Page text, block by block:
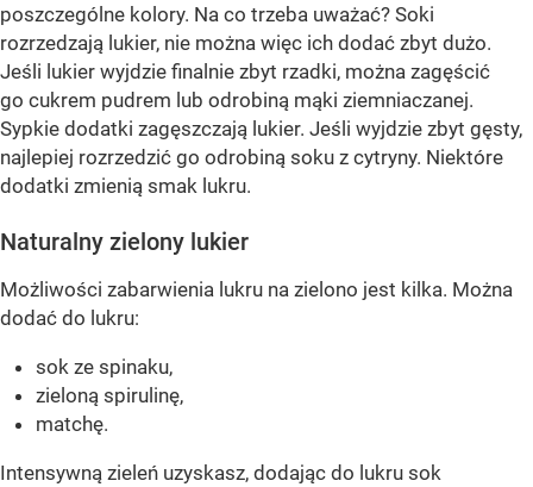
poszczególne kolory. Na co trzeba uważać? Soki
rozrzedzają lukier, nie można więc ich dodać zbyt dużo.
Jeśli lukier wyjdzie finalnie zbyt rzadki, można zagęścić
go cukrem pudrem lub odrobiną mąki ziemniaczanej.
Sypkie dodatki zagęszczają lukier. Jeśli wyjdzie zbyt gęsty,
najlepiej rozrzedzić go odrobiną soku z cytryny. Niektóre
dodatki zmienią smak lukru.
Naturalny zielony lukier
Możliwości zabarwienia lukru na zielono jest kilka. Można
dodać do lukru:
sok ze spinaku,
zieloną spirulinę,
matchę.
Intensywną zieleń uzyskasz, dodając do lukru sok